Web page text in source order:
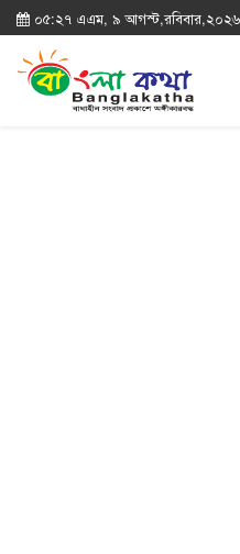
০৫:২৭ এএম, ৯ আগস্ট,রবিবার,২০২৬